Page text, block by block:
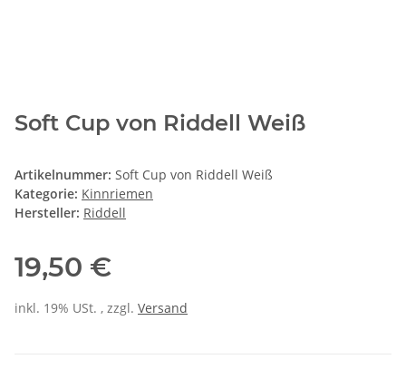
Soft Cup von Riddell Weiß
Artikelnummer: Soft Cup von Riddell Weiß
Kategorie: Kinnriemen
Hersteller: Riddell
19,50 €
inkl. 19% USt. , zzgl. Versand